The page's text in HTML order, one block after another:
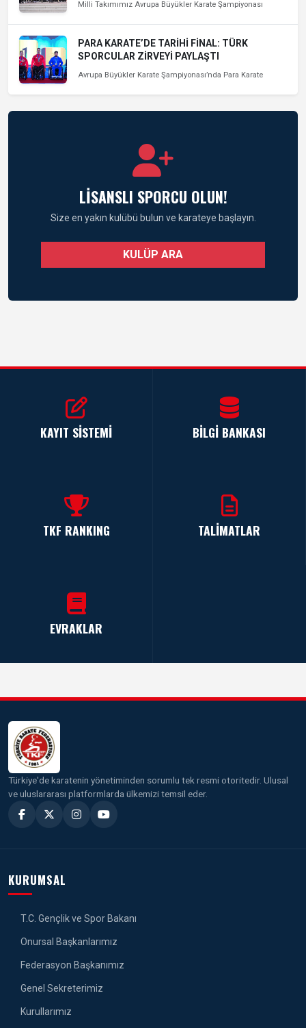
Milli Takımımız Avrupa Büyükler Karate Şampiyonası
PARA KARATE’DE TARİHİ FİNAL: TÜRK
SPORCULAR ZİRVEYİ PAYLAŞTI
Avrupa Büyükler Karate Şampiyonası’nda Para Karate
LİSANSLI SPORCU OLUN!
Size en yakın kulübü bulun ve karateye başlayın.
KULÜP ARA
KAYIT SİSTEMİ BİLGİ BANKASI
TKF RANKING TALİMATLAR
EVRAKLAR
Türkiye'de karatenin yönetiminden sorumlu tek resmi otoritedir. Ulusal
ve uluslararası platformlarda ülkemizi temsil eder.
KURUMSAL
T.C. Gençlik ve Spor Bakanı
Onursal Başkanlarımız
Federasyon Başkanımız
Genel Sekreterimiz
Kurullarımız